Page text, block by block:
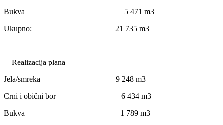
Bukva 5 471 m3
Ukupno:
21 735 m3
Realizacija plana
Jela/smreka 9 248 m3
Crni i obični bor 6 434 m3
Bukva 1 789 m3